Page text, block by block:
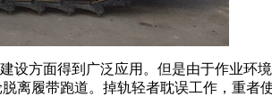
设方面得到广泛应用。但是由于作业环
履带跑道。掉轨轻者耽误工作，重者